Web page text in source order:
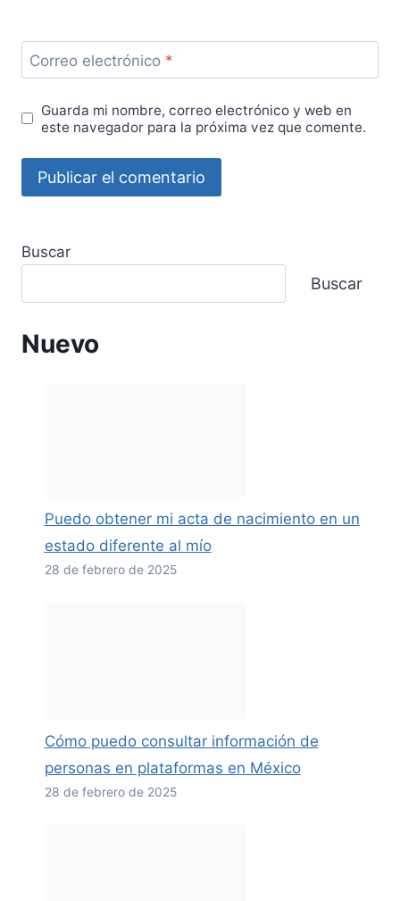
Correo electrónico *
Guarda mi nombre, correo electrónico y web en
este navegador para la próxima vez que comente.
Buscar
Buscar
Nuevo
Puedo obtener mi acta de nacimiento en un
estado diferente al mío
28 de febrero de 2025
Cómo puedo consultar información de
personas en plataformas en México
28 de febrero de 2025